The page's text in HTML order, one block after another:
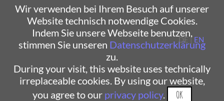
Wir verwenden bei Ihrem Besuch auf unserer
Website technisch notwendige Cookies.
Indem Sie unsere Webseite benutzen,
stimmen Sie unseren Datenschutzerklärung
zu.
During your visit, this website uses technically
irreplaceable cookies. By using our website,
you agree to our privacy policy. OK
DE | EN